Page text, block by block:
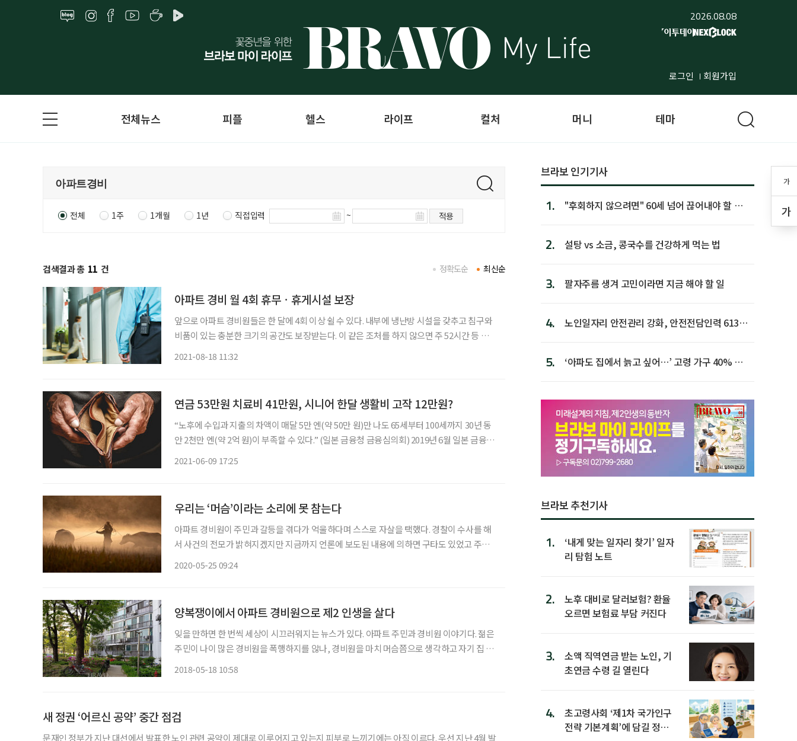
2026.08.08
로그인 회원가입
가
가
전체뉴스 피플 헬스 라이프 컬처 머니 테마
전체 1주 1개월 1년 직접입력 ~ 적용
검색결과 총 11 건 최신순
정확도순
아파트 경비 월 4회 휴무ㆍ휴게시설 보장
앞으로 아파트 경비원들은 한 달에 4회 이상 쉴 수 있다. 내부에 냉난방 시설을 갖추고 침구와
비품이 있는 충분한 크기의 공간도 보장받는다. 이 같은 조처를 하지 않으면 주 52시간 등 근
2021-08-18 11:32
연금 53만원 치료비 41만원, 시니어 한달 생활비 고작 12만원?
“노후에 수입과 지출의 차액이 매달 5만 엔(약 50만 원)만 나도 65세부터 100세까지 30년 동
안 2천만 엔(약 2억 원)이 부족할 수 있다.” (일본 금융청 금융심의회) 2019년 6월 일본 금융청
2021-06-09 17:25
우리는 ‘머슴’이라는 소리에 못 참는다
아파트 경비원이 주민과 갈등을 겪다가 억울하다며 스스로 자살을 택했다. 경찰이 수사를 해
서 사건의 전모가 밝혀지겠지만 지금까지 언론에 보도된 내용에 의하면 구타도 있었고 주민
2020-05-25 09:24
양복쟁이에서 아파트 경비원으로 제2 인생을 살다
잊을 만하면 한 번씩 세상이 시끄러워지는 뉴스가 있다. 아파트 주민과 경비원 이야기다. 젊은
주민이 나이 많은 경비원을 폭행하지를 않나, 경비원을 마치 머슴쯤으로 생각하고 자기 집 허
2018-05-18 10:58
새 정권 ‘어르신 공약’ 중간 점검
문재인 정부가 지난 대선에서 발표한 노인 관련 공약이 제대로 이루어지고 있는지 피부로 느끼기에는 아직 이르다. 우선 지난 4월 발
브라보 인기기사
1.
"후회하지 않으려면" 60세 넘어 끊어내야 할 사
2. 설탕 vs 소금, 콩국수를 건강하게 먹는 법
3. 팔자주름 생겨 고민이라면 지금 해야 할 일
4.
노인일자리 안전관리 강화, 안전전담인력 613명
5.
‘아파도 집에서 늙고 싶어…’ 고령 가구 40% 노
브라보 추천기사
1.
‘내게 맞는 일자리 찾기’ 일자
리 탐험 노트
2.
노후 대비로 달러보험? 환율
오르면 보험료 부담 커진다
3.
소액 직역연금 받는 노인, 기
초연금 수령 길 열린다
4.
초고령사회 ‘제1차 국가인구
전략 기본계획’에 담길 정책